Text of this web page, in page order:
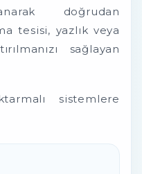
doğrudan
tesisi, yazlık veya
sağlayan
sistemlere